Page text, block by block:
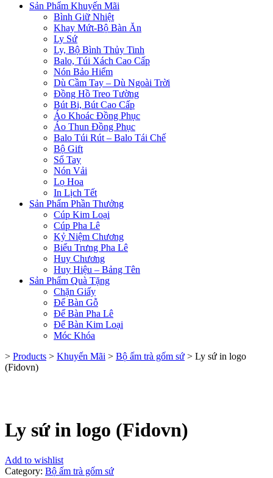
Sản Phẩm Khuyến Mãi
Bình Giữ Nhiệt
Khay Mứt-Bộ Bàn Ăn
Ly Sứ
Ly, Bộ Bình Thủy Tinh
Balo, Túi Xách Cao Cấp
Nón Bảo Hiểm
Dù Cầm Tay – Dù Ngoài Trời
Đồng Hồ Treo Tường
Bút Bi, Bút Cao Cấp
Áo Khoác Đồng Phục
Áo Thun Đồng Phục
Balo Túi Rút – Balo Tái Chế
Bộ Gift
Sổ Tay
Nón Vải
Lọ Hoa
In Lịch Tết
Sản Phẩm Phần Thưởng
Cúp Kim Loại
Cúp Pha Lê
Kỷ Niệm Chương
Biểu Trưng Pha Lê
Huy Chương
Huy Hiệu – Bảng Tên
Sản Phẩm Quà Tặng
Chặn Giấy
Để Bàn Gỗ
Để Bàn Pha Lê
Để Bàn Kim Loại
Móc Khóa
> Products > Khuyến Mãi > Bộ ấm trà gốm sứ > Ly sứ in logo
(Fidovn)
Ly sứ in logo (Fidovn)
Add to wishlist
Category: Bộ ấm trà gốm sứ